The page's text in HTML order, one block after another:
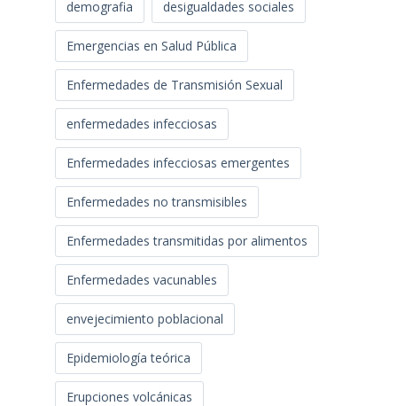
demografia desigualdades sociales
Emergencias en Salud Pública
Enfermedades de Transmisión Sexual
enfermedades infecciosas
Enfermedades infecciosas emergentes
Enfermedades no transmisibles
Enfermedades transmitidas por alimentos
Enfermedades vacunables
envejecimiento poblacional
Epidemiología teórica
Erupciones volcánicas